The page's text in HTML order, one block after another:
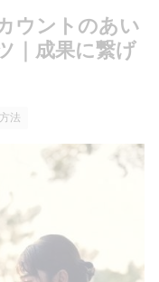
ウントのあい
｜成果に繋げ
法